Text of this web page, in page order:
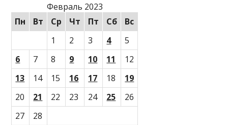
Февраль 2023
Пн
Вт Ср Чт Пт Сб
Вс
1
2 3 4
5
6
7 8 9 10 11
12
13
14 15 16 17 18
19
20
21 22 23 24 25
26
27
28